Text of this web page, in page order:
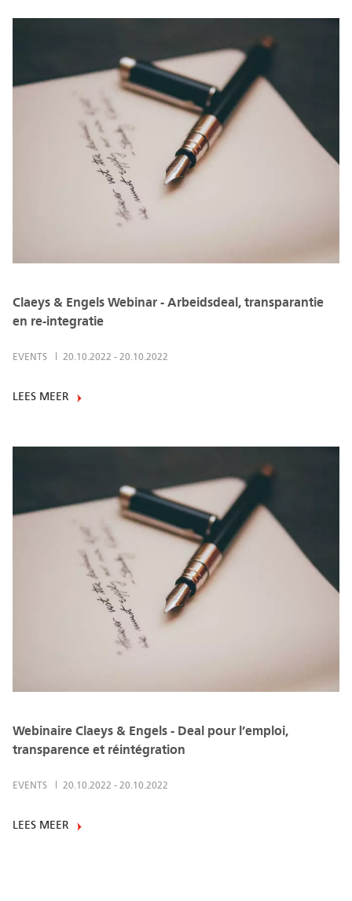
Claeys & Engels Webinar - Arbeidsdeal, transparantie
en re-integratie
EVENTS 20.10.2022 - 20.10.2022
LEES MEER
Webinaire Claeys & Engels - Deal pour l’emploi,
transparence et réintégration
EVENTS 20.10.2022 - 20.10.2022
LEES MEER